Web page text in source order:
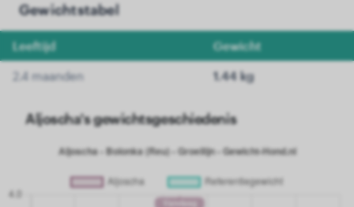
Gewichtstabel
Leeftijd Gewicht
2.4 maanden 1.44 kg
Aljoscha's gewichtsgeschiedenis